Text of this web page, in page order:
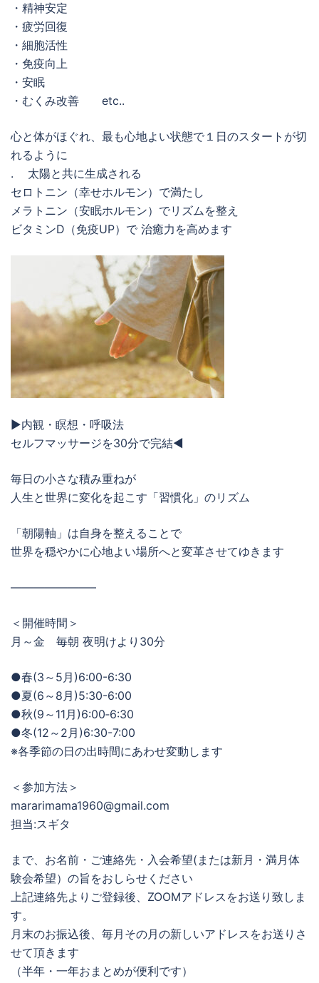
・精神安定
・疲労回復
・細胞活性
・免疫向上
・安眠
・むくみ改善 etc..
心と体がほぐれ、最も心地よい状態で１日のスタートが切
れるように
. 太陽と共に生成される
セロトニン（幸せホルモン）で満たし
メラトニン（安眠ホルモン）でリズムを整え
ビタミンD（免疫UP）で 治癒力を高めます
▶︎内観・瞑想・呼吸法
セルフマッサージを30分で完結◀︎
毎日の小さな積み重ねが
人生と世界に変化を起こす「習慣化」のリズム
「朝陽軸」は自身を整えることで
世界を穏やかに心地よい場所へと変革させてゆきます
———————–
＜開催時間＞
月～金 毎朝 夜明けより30分
●春(3～5月)6:00-6:30
●夏(6～8月)5:30-6:00
●秋(9～11月)6:00‐6:30
●冬(12～2月)6:30-7:00
※各季節の日の出時間にあわせ変動します
＜参加方法＞
mararimama1960@gmail.com
担当:スギタ
まで、お名前・ご連絡先・入会希望(または新月・満月体
験会希望）の旨をおしらせください
上記連絡先よりご登録後、ZOOMアドレスをお送り致しま
す。
月末のお振込後、毎月その月の新しいアドレスをお送りさ
せて頂きます
（半年・一年おまとめが便利です）